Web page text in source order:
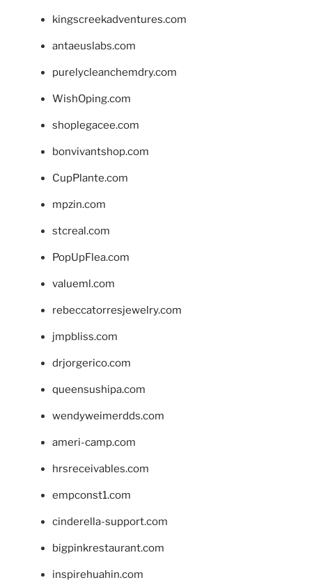
kingscreekadventures.com
antaeuslabs.com
purelycleanchemdry.com
WishOping.com
shoplegacee.com
bonvivantshop.com
CupPlante.com
mpzin.com
stcreal.com
PopUpFlea.com
valueml.com
rebeccatorresjewelry.com
jmpbliss.com
drjorgerico.com
queensushipa.com
wendyweimerdds.com
ameri-camp.com
hrsreceivables.com
empconst1.com
cinderella-support.com
bigpinkrestaurant.com
inspirehuahin.com